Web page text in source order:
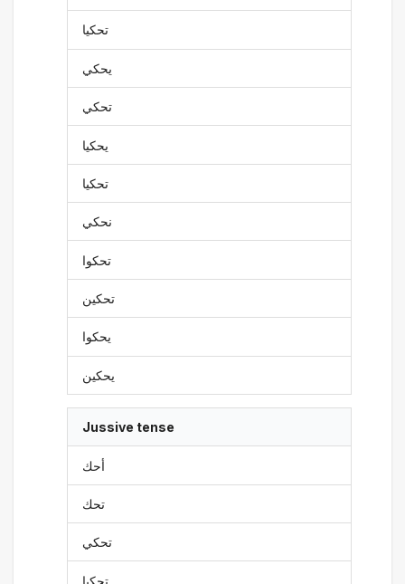
تحكيا
يحكي
تحكي
يحكيا
تحكيا
نحكي
تحكوا
تحكين
يحكوا
يحكين
Jussive tense
أحك
تحك
تحكي
تحكيا